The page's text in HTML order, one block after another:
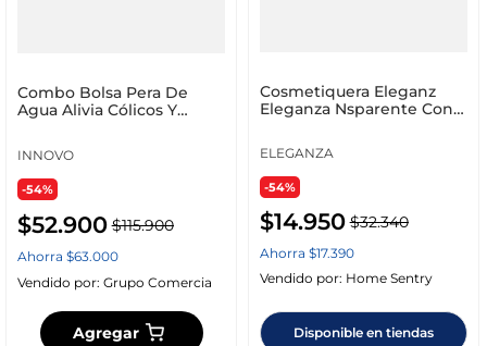
Combo Bolsa Pera De
Agua Alivia Cólicos Y
INNOVO
-54%
$52.900 $115.900
Ahorra $63.000
Vendido por: Grupo Comercia
Agregar
Cosmetiquera Eleganz
Eleganza Nsparente Con
ELEGANZA
-54%
$14.950 $32.340
Ahorra $17.390
Vendido por: Home Sentry
Disponible en tiendas